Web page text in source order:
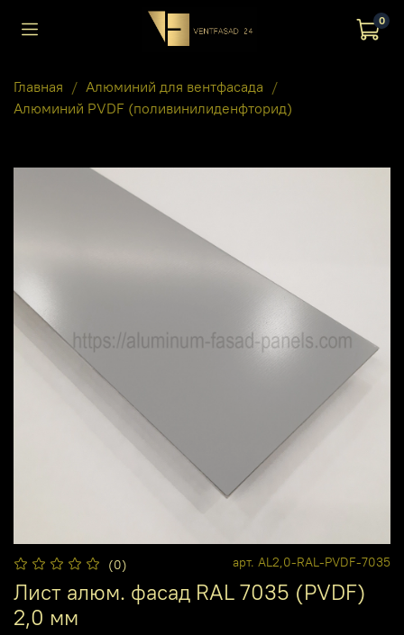
0
Главная
Алюминий для вентфасада
Алюминий PVDF (поливинилиденфторид)
(0) арт. AL2,0-RAL-PVDF-7035
Лист алюм. фасад RAL 7035 (PVDF)
2,0 мм